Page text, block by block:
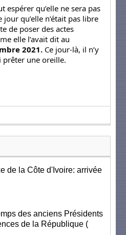
espérer qu’elle ne sera pas
qu’elle n’était pas libre
de poser des actes
elle l’avait dit au
2021. Ce jour-là, il n’y
une oreille.
de la Côte d'Ivoire: arrivée
des anciens Présidents
de la République (